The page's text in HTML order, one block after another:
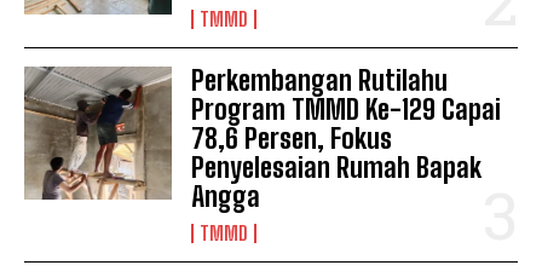
TMMD
Perkembangan Rutilahu
Program TMMD Ke-129 Capai
78,6 Persen, Fokus
Penyelesaian Rumah Bapak
Angga
TMMD